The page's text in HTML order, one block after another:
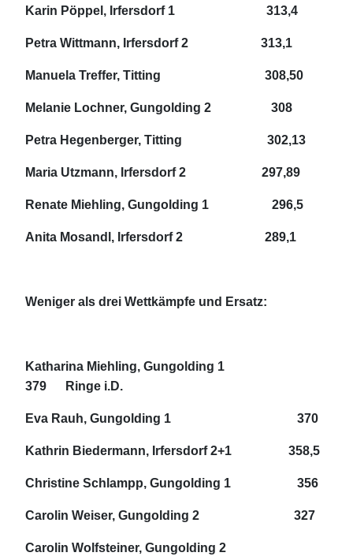
Karin Pöppel, Irfersdorf 1 313,4
Petra Wittmann, Irfersdorf 2 313,1
Manuela Treffer, Titting 308,50
Melanie Lochner, Gungolding 2 308
Petra Hegenberger, Titting 302,13
Maria Utzmann, Irfersdorf 2 297,89
Renate Miehling, Gungolding 1 296,5
Anita Mosandl, Irfersdorf 2 289,1
Weniger als drei Wettkämpfe und Ersatz:
Katharina Miehling, Gungolding 1
379 Ringe i.D.
Eva Rauh, Gungolding 1 370
Kathrin Biedermann, Irfersdorf 2+1 358,5
Christine Schlampp, Gungolding 1 356
Carolin Weiser, Gungolding 2 327
Carolin Wolfsteiner, Gungolding 2